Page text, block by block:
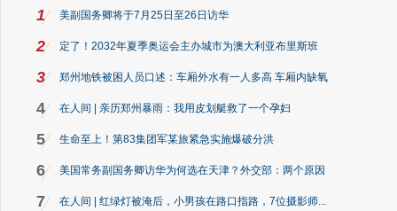
1 美副国务卿将于7月25日至26日访华
2 定了！2032年夏季奥运会主办城市为澳大利亚布里斯班
3 郑州地铁被困人员口述：车厢外水有一人多高 车厢内缺氧
4 在人间 | 亲历郑州暴雨：我用皮划艇救了一个孕妇
5 生命至上！第83集团军某旅紧急实施爆破分洪
6 美国常务副国务卿访华为何选在天津？外交部：两个原因
7 在人间 | 红绿灯被淹后，小男孩在路口指路，7位摄影师...